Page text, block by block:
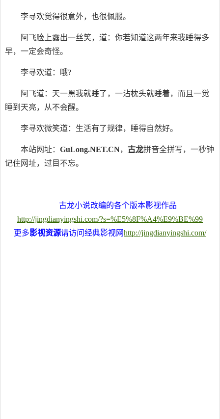
李寻欢觉得很意外，也很佩服。
阿飞脸上露出一丝笑，道：你若知道这两年来我睡得多
早，一定会奇怪。
李寻欢道：哦?
阿飞道：天一黑我就睡了，一沾枕头就睡着，而且一觉
睡到天亮，从不会醒。
李寻欢微笑道：生活有了规律，睡得自然好。
本站网址： GuLong.NET.CN， 古龙拼音全拼写，一秒钟
记住网址，过目不忘。
古龙小说改编的各个版本影视作品
http://jingdianyingshi.com/?s=%E5%8F%A4%E9%BE%99
更多影视资源请访问经典影视网http://jingdianyingshi.com/